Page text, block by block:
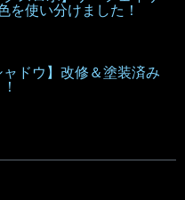
を使い分けました！
ャドウ】改修＆塗装済み